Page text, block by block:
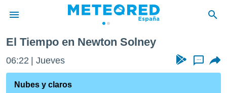
de
por
El Tiempo en Newton Solney
06:22 Jueves ...
Nubes y claros